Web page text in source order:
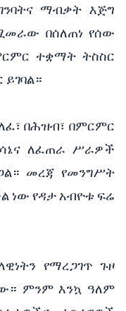
ማብቃት እጅግ
በሰለጠነ የሰው
ተቋማት ትስስር
በሕዝብ፣ በምርምር
ለፈጠራ ሥራዎች
መረጃ የመንግሥት
ነው የዳታ አብዮቱ ፍሬ
የማረጋገጥ ጉዞ
ምንም እንኳ ዓለም